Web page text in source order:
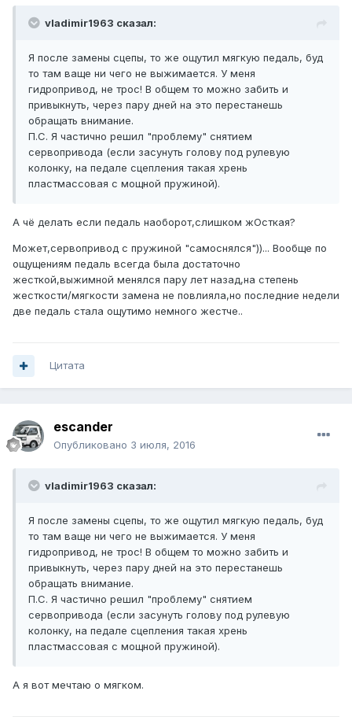
vladimir1963 сказал:
Я после замены сцепы, то же ощутил мягкую педаль, буд
то там ваще ни чего не выжимается. У меня
гидропривод, не трос! В общем то можно забить и
привыкнуть, через пару дней на это перестанешь
обращать внимание.
П.С. Я частично решил "проблему" снятием
сервопривода (если засунуть голову под рулевую
колонку, на педале сцепления такая хрень
пластмассовая с мощной пружиной).
А чё делать если педаль наоборот,слишком жОсткая?
Может,сервопривод с пружиной "самоснялся"))... Вообще по
ощущениям педаль всегда была достаточно
жесткой,выжимной менялся пару лет назад,на степень
жесткости/мягкости замена не повлияла,но последние недели
две педаль стала ощутимо немного жестче..
Цитата
escander
Опубликовано 3 июля, 2016
vladimir1963 сказал:
Я после замены сцепы, то же ощутил мягкую педаль, буд
то там ваще ни чего не выжимается. У меня
гидропривод, не трос! В общем то можно забить и
привыкнуть, через пару дней на это перестанешь
обращать внимание.
П.С. Я частично решил "проблему" снятием
сервопривода (если засунуть голову под рулевую
колонку, на педале сцепления такая хрень
пластмассовая с мощной пружиной).
А я вот мечтаю о мягком.